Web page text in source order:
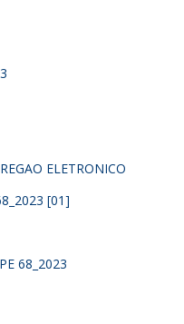
ELETRONICO
[01]
68_2023